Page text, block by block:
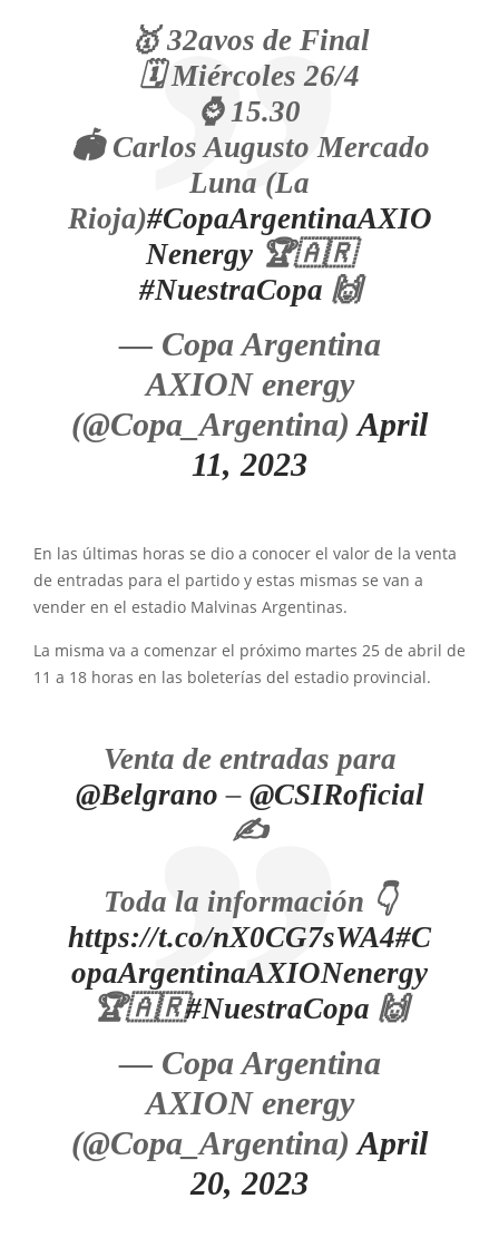
🥇 32avos de Final
🗓️ Miércoles 26/4
⌚ 15.30
🏟️ Carlos Augusto Mercado
Luna (La
Rioja)#CopaArgentinaAXIO
Nenergy🏆🇦🇷
#NuestraCopa 🙌
— Copa Argentina
AXION energy
(@Copa_Argentina)April
11, 2023
En las últimas horas se dio a conocer el valor de la venta
de entradas para el partido y estas mismas se van a
vender en el estadio Malvinas Argentinas.
La misma va a comenzar el próximo martes 25 de abril de
11 a 18 horas en las boleterías del estadio provincial.
Venta de entradas para
@Belgrano – @CSIRoficial
✍️
Toda la información 👇
https://t.co/nX0CG7sWA4#C
opaArgentinaAXIONenergy
🏆🇦🇷#NuestraCopa 🙌
— Copa Argentina
AXION energy
(@Copa_Argentina)April
20, 2023